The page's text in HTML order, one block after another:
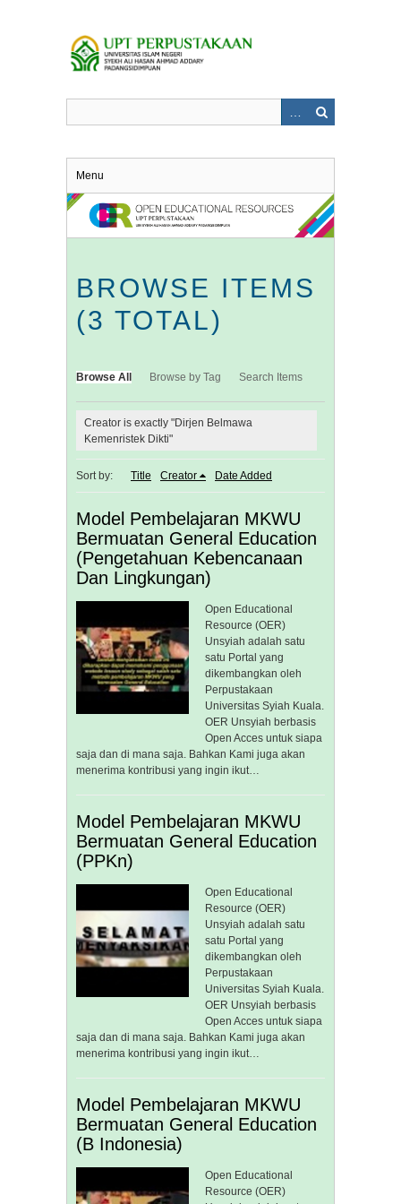
Menu
BROWSE ITEMS
(3 TOTAL)
Browse All Browse by Tag Search Items
Creator is exactly "Dirjen Belmawa
Kemenristek Dikti"
Sort by: Title Creator Date Added
Model Pembelajaran MKWU
Bermuatan General Education
(Pengetahuan Kebencanaan
Dan Lingkungan)
Open Educational
Resource (OER)
Unsyiah adalah satu
satu Portal yang
dikembangkan oleh
Perpustakaan
Universitas Syiah Kuala.
OER Unsyiah berbasis
Open Acces untuk siapa
saja dan di mana saja. Bahkan Kami juga akan
menerima kontribusi yang ingin ikut…
Model Pembelajaran MKWU
Bermuatan General Education
(PPKn)
Open Educational
Resource (OER)
Unsyiah adalah satu
satu Portal yang
dikembangkan oleh
Perpustakaan
Universitas Syiah Kuala.
OER Unsyiah berbasis
Open Acces untuk siapa
saja dan di mana saja. Bahkan Kami juga akan
menerima kontribusi yang ingin ikut…
Model Pembelajaran MKWU
Bermuatan General Education
(B Indonesia)
Open Educational
Resource (OER)